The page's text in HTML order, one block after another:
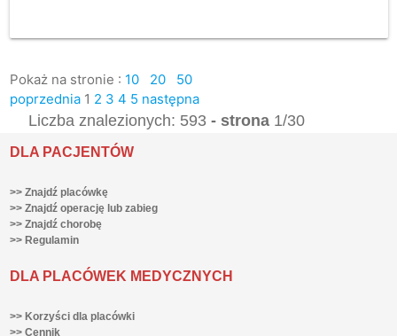
Pokaż na stronie : 10 20
50
poprzednia 1 2 3 4 5 następna
Liczba znalezionych: 593- strona 1/30
DLA PACJENTÓW
>> Znajdź placówkę
>> Znajdź operację lub zabieg
>> Znajdź chorobę
>> Regulamin
DLA PLACÓWEK MEDYCZNYCH
>> Korzyści dla placówki
>> Cennik